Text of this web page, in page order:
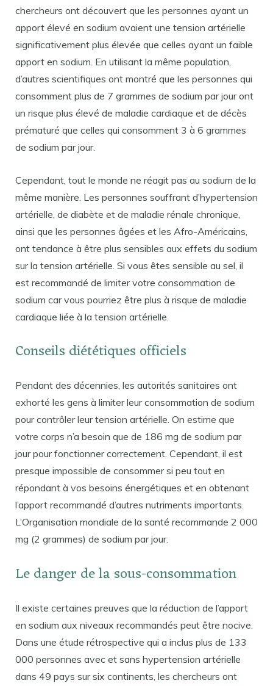
chercheurs ont découvert que les personnes ayant un
apport élevé en sodium avaient une tension artérielle
significativement plus élevée que celles ayant un faible
apport en sodium. En utilisant la même population,
d’autres scientifiques ont montré que les personnes qui
consomment plus de 7 grammes de sodium par jour ont
un risque plus élevé de maladie cardiaque et de décès
prématuré que celles qui consomment 3 à 6 grammes
de sodium par jour.
Cependant, tout le monde ne réagit pas au sodium de la
même manière. Les personnes souffrant d’hypertension
artérielle, de diabète et de maladie rénale chronique,
ainsi que les personnes âgées et les Afro-Américains,
ont tendance à être plus sensibles aux effets du sodium
sur la tension artérielle. Si vous êtes sensible au sel, il
est recommandé de limiter votre consommation de
sodium car vous pourriez être plus à risque de maladie
cardiaque liée à la tension artérielle.
Conseils diététiques officiels
Pendant des décennies, les autorités sanitaires ont
exhorté les gens à limiter leur consommation de sodium
pour contrôler leur tension artérielle. On estime que
votre corps n’a besoin que de 186 mg de sodium par
jour pour fonctionner correctement. Cependant, il est
presque impossible de consommer si peu tout en
répondant à vos besoins énergétiques et en obtenant
l’apport recommandé d’autres nutriments importants.
L’Organisation mondiale de la santé recommande 2 000
mg (2 grammes) de sodium par jour.
Le danger de la sous-consommation
Il existe certaines preuves que la réduction de l’apport
en sodium aux niveaux recommandés peut être nocive.
Dans une étude rétrospective qui a inclus plus de 133
000 personnes avec et sans hypertension artérielle
dans 49 pays sur six continents, les chercheurs ont